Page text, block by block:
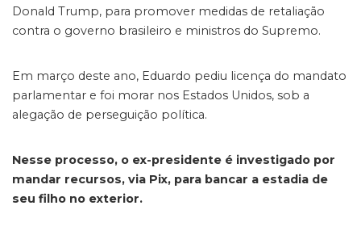
Donald Trump, para promover medidas de retaliação
contra o governo brasileiro e ministros do Supremo.
Em março deste ano, Eduardo pediu licença do mandato
parlamentar e foi morar nos Estados Unidos, sob a
alegação de perseguição política.
Nesse processo, o ex-presidente é investigado por
mandar recursos, via Pix, para bancar a estadia de
seu filho no exterior.